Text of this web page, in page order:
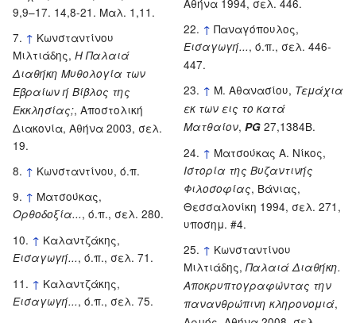
9,9–17. 14,8-21. Μαλ. 1,11.
↑ Κωνσταντίνου
Μιλτιάδης, Η Παλαιά
Διαθήκη Μυθολογία των
Εβραίων ή Βίβλος της
Εκκλησίας;, Αποστολική
Διακονία, Αθήνα 2003, σελ.
19.
↑ Κωνσταντίνου, ό.π.
↑ Ματσούκας,
Ορθοδοξία..., ό.π., σελ. 280.
↑ Καλαντζάκης,
Εισαγωγή..., ό.π., σελ. 71.
↑ Καλαντζάκης,
Εισαγωγή..., ό.π., σελ. 75.
↑ Παναγόπουλος,
Εισαγωγή..., ό.π., σελ. 446-
447.
↑ Μ. Αθανασίου, Τεμάχια
εκ των εις το κατά
Ματθαίον,PG 27,1384B.
↑ Ματσούκας Α. Νίκος,
Ιστορία της Βυζαντινής
Φιλοσοφίας, Βάνιας,
Θεσσαλονίκη 1994, σελ. 271,
υποσημ. #4.
↑ Κωνσταντίνου
Μιλτιάδης,Παλαιά Διαθήκη.
Αποκρυπτογραφώντας την
πανανθρώπινη κληρονομιά,